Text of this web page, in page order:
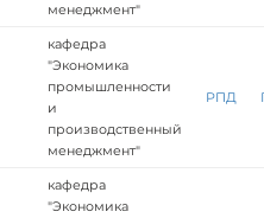
менеджмент"
кафедра
"Экономика
промышленности
и
производственный
менеджмент"
РПД
кафедра
"Экономика